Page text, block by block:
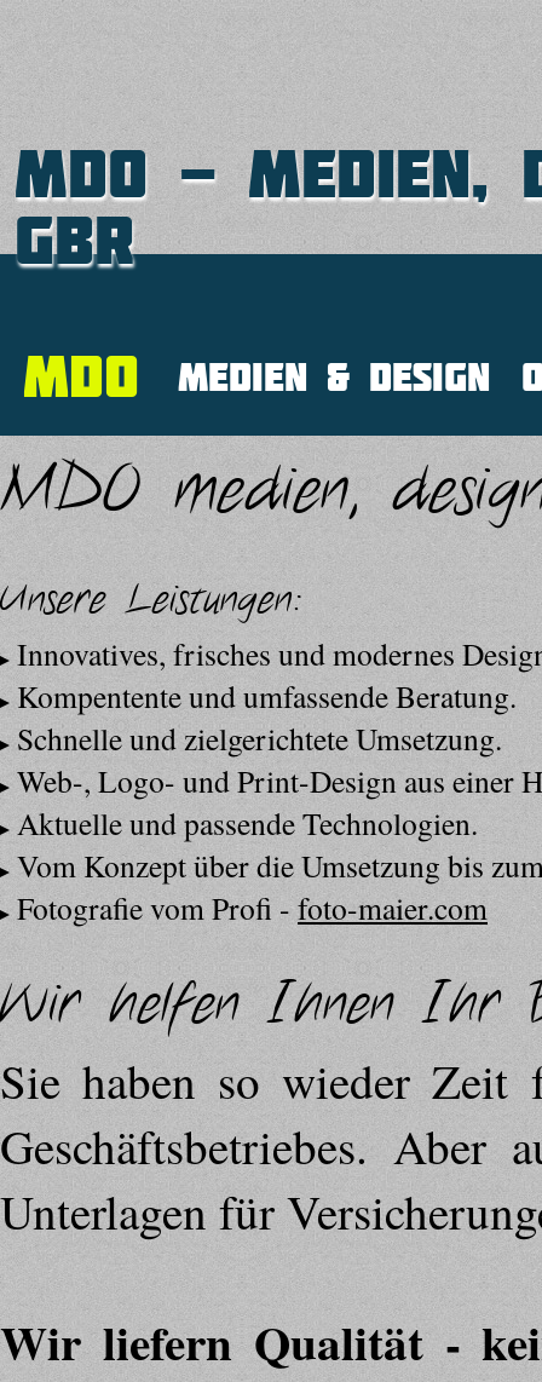
MDO -
GbR
mdo medien & design
MDO medien,
Unsere Leistungen:
Innovatives, frisches und modernes
Kompentente und umfassende Beratung.
Schnelle und zielgerichtete Umsetzung.
Web-, Logo- und Print-Design aus einer
Aktuelle und passende Technologien.
Vom Konzept über die Umsetzung bis
Fotografie vom Profi -foto-maier.com
Wir helfen Ihnen Ihr
Sie haben so wieder Zeit
Geschäftsbetriebes. Aber
Unterlagen für
Wir liefern Qualität -